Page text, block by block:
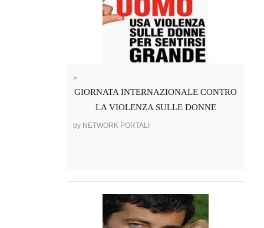
>
GIORNATA INTERNAZIONALE CONTRO
LA VIOLENZA SULLE DONNE
by NETWORK PORTALI